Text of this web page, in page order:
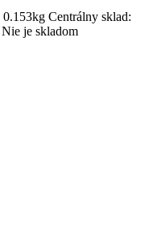
0.153kg Centrálny sklad:
Nie je skladom